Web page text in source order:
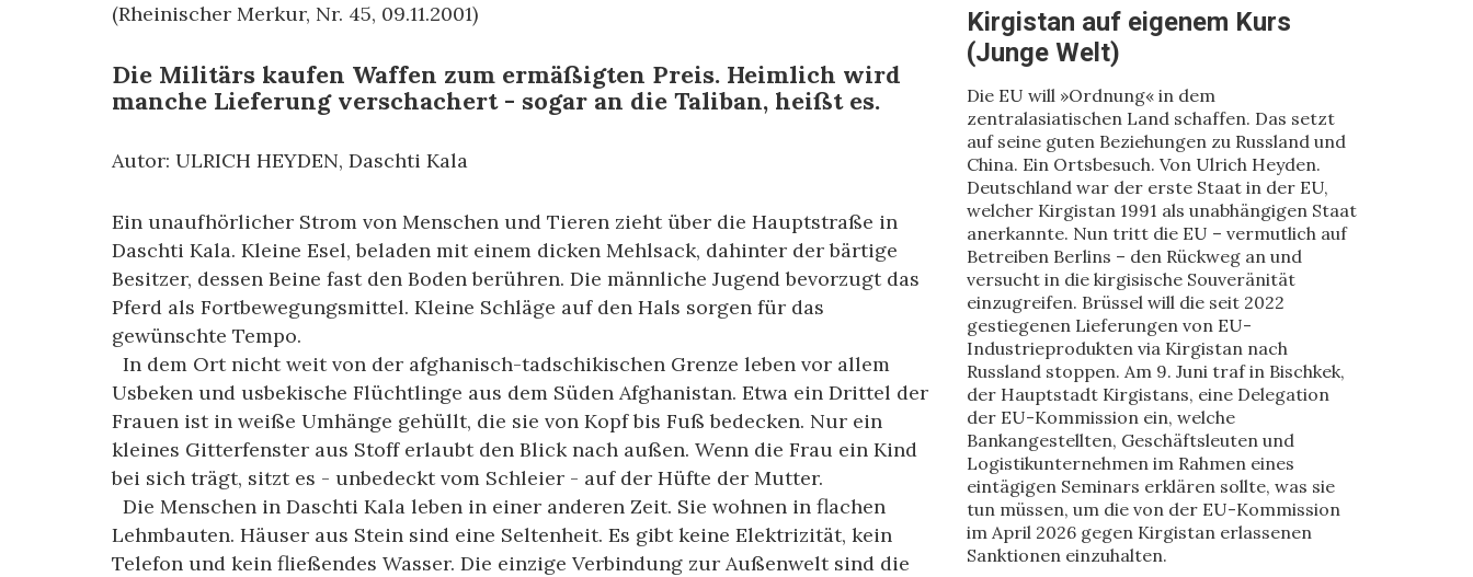
(Rheinischer Merkur, Nr. 45, 09.11.2001)
Die Militärs kaufen Waffen zum ermäßigten Preis. Heimlich wird
manche Lieferung verschachert - sogar an die Taliban, heißt es.
Autor: ULRICH HEYDEN, Daschti Kala
Ein unaufhörlicher Strom von Menschen und Tieren zieht über die Hauptstraße in
Daschti Kala. Kleine Esel, beladen mit einem dicken Mehlsack, dahinter der bärtige
Besitzer, dessen Beine fast den Boden berühren. Die männliche Jugend bevorzugt das
Pferd als Fortbewegungsmittel. Kleine Schläge auf den Hals sorgen für das
gewünschte Tempo.
In dem Ort nicht weit von der afghanisch-tadschikischen Grenze leben vor allem
Usbeken und usbekische Flüchtlinge aus dem Süden Afghanistan. Etwa ein Drittel der
Frauen ist in weiße Umhänge gehüllt, die sie von Kopf bis Fuß bedecken. Nur ein
kleines Gitterfenster aus Stoff erlaubt den Blick nach außen. Wenn die Frau ein Kind
bei sich trägt, sitzt es - unbedeckt vom Schleier - auf der Hüfte der Mutter.
Die Menschen in Daschti Kala leben in einer anderen Zeit. Sie wohnen in flachen
Lehmbauten. Häuser aus Stein sind eine Seltenheit. Es gibt keine Elektrizität, kein
Telefon und kein fließendes Wasser. Die einzige Verbindung zur Außenwelt sind die
Kirgistan auf eigenem Kurs
(Junge Welt)
Die EU will »Ordnung« in dem
zentralasiatischen Land schaffen. Das setzt
auf seine guten Beziehungen zu Russland und
China. Ein Ortsbesuch. Von Ulrich Heyden.
Deutschland war der erste Staat in der EU,
welcher Kirgistan 1991 als unabhängigen Staat
anerkannte. Nun tritt die EU – vermutlich auf
Betreiben Berlins – den Rückweg an und
versucht in die kirgisische Souveränität
einzugreifen. Brüssel will die seit 2022
gestiegenen Lieferungen von EU-
Industrieprodukten via Kirgistan nach
Russland stoppen. Am 9. Juni traf in Bischkek,
der Hauptstadt Kirgistans, eine Delegation
der EU-Kommission ein, welche
Bankangestellten, Geschäftsleuten und
Logistikunternehmen im Rahmen eines
eintägigen Seminars erklären sollte, was sie
tun müssen, um die von der EU-Kommission
im April 2026 gegen Kirgistan erlassenen
Sanktionen einzuhalten.